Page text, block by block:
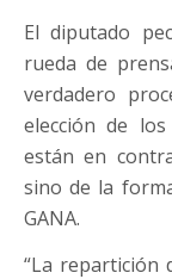
El diputado
rueda de
verdadero
elección de
están en
sino de la
GANA.
“La repartición